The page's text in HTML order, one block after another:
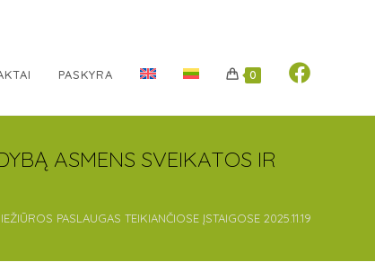
PASKYRA 0
ASMENS SVEIKATOS IR
PASLAUGAS TEIKIANČIOSE ĮSTAIGOSE 2025.11.19